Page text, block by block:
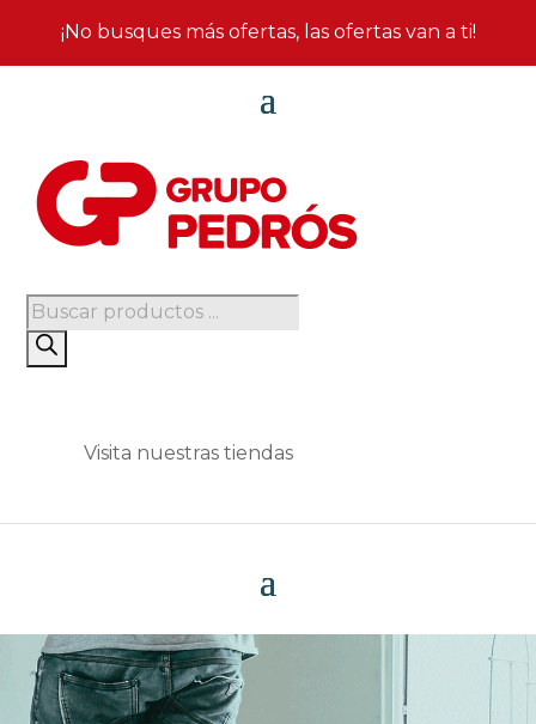
¡No busques más ofertas, las ofertas van a ti!
Búsqueda
de
productos
Visita nuestras tiendas